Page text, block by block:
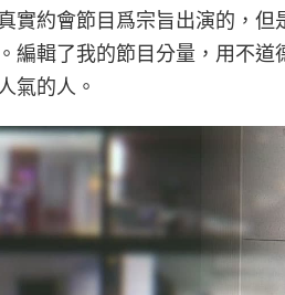
實約會節目爲宗旨出演的，
編輯了我的節目分量，用不
氣的人。